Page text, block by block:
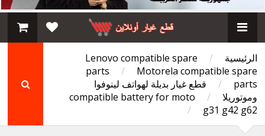
الرئيسية /
Lenovo compatible spare
parts
/
Motorela compatible spare
parts
/
قطع غيار بديلة لهواتف لينوفوا
وموتوريلا
/
compatible battery for moto
g31 g42 g62
/